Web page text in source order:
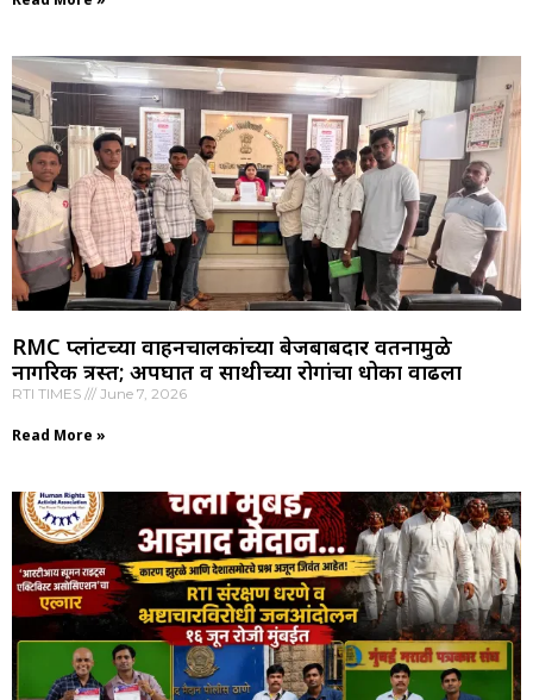
RMC प्लांटच्या वाहनचालकांच्या बेजबाबदार वर्तनामुळे
नागरिक त्रस्त; अपघात व साथीच्या रोगांचा धोका वाढला
RTI TIMES June 7, 2026
Read More »